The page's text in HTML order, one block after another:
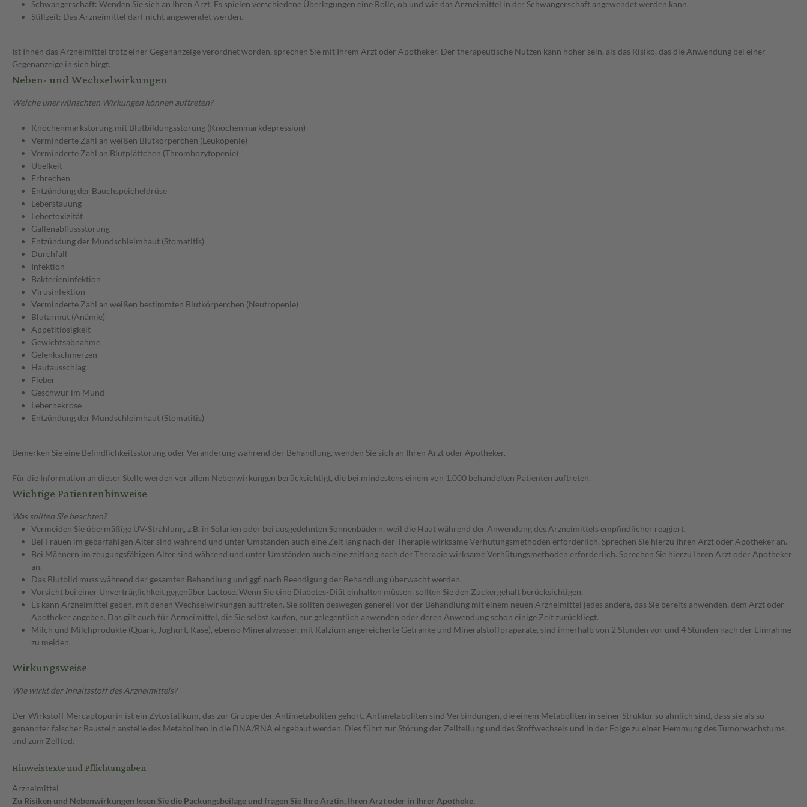
Schwangerschaft: Wenden Sie sich an Ihren Arzt. Es spielen verschiedene Überlegungen eine Rolle, ob und wie das Arzneimittel in der Schwangerschaft angewendet werden kann.
Stillzeit: Das Arzneimittel darf nicht angewendet werden.
Ist Ihnen das Arzneimittel trotz einer Gegenanzeige verordnet worden, sprechen Sie mit Ihrem Arzt oder Apotheker. Der therapeutische Nutzen kann höher sein, als das Risiko, das die Anwendung bei einer
Gegenanzeige in sich birgt.
Neben- und Wechselwirkungen
Welche unerwünschten Wirkungen können auftreten?
Knochenmarkstörung mit Blutbildungsstörung (Knochenmarkdepression)
Verminderte Zahl an weißen Blutkörperchen (Leukopenie)
Verminderte Zahl an Blutplättchen (Thrombozytopenie)
Übelkeit
Erbrechen
Entzündung der Bauchspeicheldrüse
Leberstauung
Lebertoxizität
Gallenabflussstörung
Entzündung der Mundschleimhaut (Stomatitis)
Durchfall
Infektion
Bakterieninfektion
Virusinfektion
Verminderte Zahl an weißen bestimmten Blutkörperchen (Neutropenie)
Blutarmut (Anämie)
Appetitlosigkeit
Gewichtsabnahme
Gelenkschmerzen
Hautausschlag
Fieber
Geschwür im Mund
Lebernekrose
Entzündung der Mundschleimhaut (Stomatitis)
Bemerken Sie eine Befindlichkeitsstörung oder Veränderung während der Behandlung, wenden Sie sich an Ihren Arzt oder Apotheker.
Für die Information an dieser Stelle werden vor allem Nebenwirkungen berücksichtigt, die bei mindestens einem von 1.000 behandelten Patienten auftreten.
Wichtige Patientenhinweise
Was sollten Sie beachten?
Vermeiden Sie übermäßige UV-Strahlung, z.B. in Solarien oder bei ausgedehnten Sonnenbädern, weil die Haut während der Anwendung des Arzneimittels empfindlicher reagiert.
Bei Frauen im gebärfähigen Alter sind während und unter Umständen auch eine Zeit lang nach der Therapie wirksame Verhütungsmethoden erforderlich. Sprechen Sie hierzu Ihren Arzt oder Apotheker an.
Bei Männern im zeugungsfähigen Alter sind während und unter Umständen auch eine zeitlang nach der Therapie wirksame Verhütungsmethoden erforderlich. Sprechen Sie hierzu Ihren Arzt oder Apotheker
an.
Das Blutbild muss während der gesamten Behandlung und ggf. nach Beendigung der Behandlung überwacht werden.
Vorsicht bei einer Unverträglichkeit gegenüber Lactose. Wenn Sie eine Diabetes-Diät einhalten müssen, sollten Sie den Zuckergehalt berücksichtigen.
Es kann Arzneimittel geben, mit denen Wechselwirkungen auftreten. Sie sollten deswegen generell vor der Behandlung mit einem neuen Arzneimittel jedes andere, das Sie bereits anwenden, dem Arzt oder
Apotheker angeben. Das gilt auch für Arzneimittel, die Sie selbst kaufen, nur gelegentlich anwenden oder deren Anwendung schon einige Zeit zurückliegt.
Milch und Milchprodukte (Quark, Joghurt, Käse), ebenso Mineralwasser, mit Kalzium angereicherte Getränke und Mineralstoffpräparate, sind innerhalb von 2 Stunden vor und 4 Stunden nach der Einnahme
zu meiden.
Wirkungsweise
Wie wirkt der Inhaltsstoff des Arzneimittels?
Der Wirkstoff Mercaptopurin ist ein Zytostatikum, das zur Gruppe der Antimetaboliten gehört. Antimetaboliten sind Verbindungen, die einem Metaboliten in seiner Struktur so ähnlich sind, dass sie als so
genannter falscher Baustein anstelle des Metaboliten in die DNA/RNA eingebaut werden. Dies führt zur Störung der Zellteilung und des Stoffwechsels und in der Folge zu einer Hemmung des Tumorwachstums
und zum Zelltod.
Hinweistexte und Pflichtangaben
Arzneimittel
Zu Risiken und Nebenwirkungen lesen Sie die Packungsbeilage und fragen Sie Ihre Ärztin, Ihren Arzt oder in Ihrer Apotheke.